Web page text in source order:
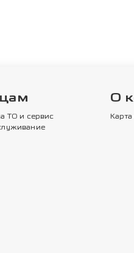
ТО и сервис
О
Карта